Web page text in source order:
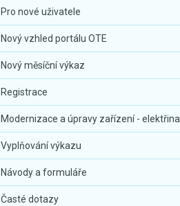
Pro nové uživatele
Nový vzhled portálu OTE
Nový měsíční výkaz
Registrace
Modernizace a úpravy zařízení - elektřina
Vyplňování výkazu
Návody a formuláře
Časté dotazy